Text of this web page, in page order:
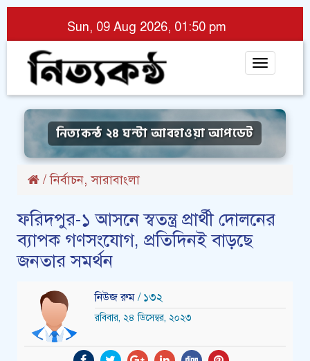
Sun, 09 Aug 2026, 01:50 pm
Toggle
নিত্যকন্ঠ ২৪ ঘন্টা আবহাওয়া আপডেট
/নির্বাচন,সারাবাংলা
ফরিদপুর-১ আসনে স্বতন্ত্র প্রার্থী দোলনের
ব্যাপক গণসংযোগ, প্রতিদিনই বাড়ছে
জনতার সমর্থন
নিউজ রুম / ১৩২
রবিবার, ২৪ ডিসেম্বর, ২০২৩